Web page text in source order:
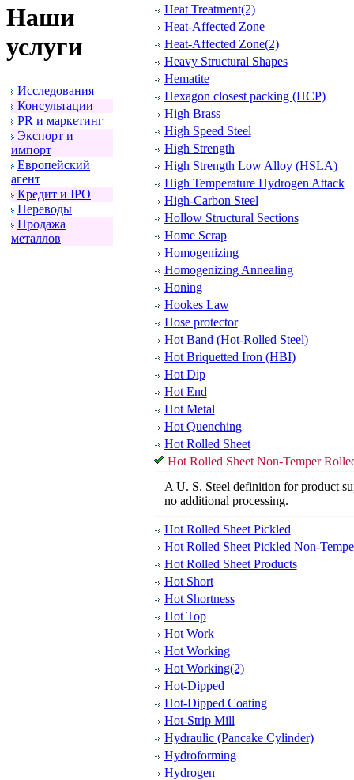
Наши
услуги
Исследования
Консультации
PR и маpкетинг
Экспоpт и
импоpт
Евpопейский
агент
Кpедит и IPO
Пеpеводы
Пpодажа
металлов
Heat Treatment(2)
Heat-Affected Zone
Heat-Affected Zone(2)
Heavy Structural Shapes
Hematite
Hexagon closest packing (HCP)
High Brass
High Speed Steel
High Strength
High Strength Low Alloy (HSLA)
High Temperature Hydrogen Attack
High-Carbon Steel
Hollow Structural Sections
Home Scrap
Homogenizing
Homogenizing Annealing
Honing
Hookes Law
Hose protector
Hot Band (Hot-Rolled Steel)
Hot Briquetted Iron (HBI)
Hot Dip
Hot End
Hot Metal
Hot Quenching
Hot Rolled Sheet
Hot Rolled Sheet Non-Temper
A U. S. Steel definition for product
no additional processing.
Hot Rolled Sheet Pickled
Hot Rolled Sheet Pickled Non-
Hot Rolled Sheet Products
Hot Short
Hot Shortness
Hot Top
Hot Work
Hot Working
Hot Working(2)
Hot-Dipped
Hot-Dipped Coating
Hot-Strip Mill
Hydraulic (Pancake Cylinder)
Hydroforming
Hydrogen